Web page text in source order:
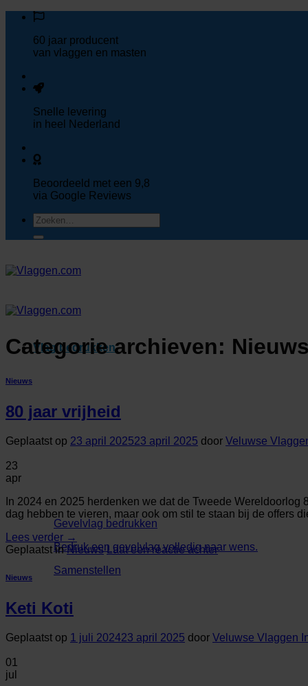
inhoud60 jaar producent
van vlaggen en masten
Snelle levering
in heel Nederland
Beoordeeld met een 9,8
via Google Reviews
Zoeken
naar:
Vlag bedrukken
Gevelvlag bedrukken
Bedruk een gevelvlag volledig naar wens.
Samenstellen
Categorie archieven: Nieuws
Nieuws
80 jaar vrijheid
Geplaatst op 23 april 202523 april 2025 door Veluwse
23
apr
In 2024 en 2025 herdenken we dat de Tweede
dag hebben te vieren, maar ook om stil te staan bij de offers
Lees verder →
Geplaatst inNieuws Laat een reactie achter
Nieuws
Keti Koti
Geplaatst op 1 juli 202423 april 2025 door Veluwse Vlaggen
01
jul